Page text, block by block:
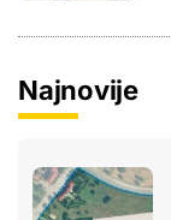
Najnovije